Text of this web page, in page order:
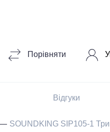
Порівняти
Відгуки
SOUNDKING SIP105-1